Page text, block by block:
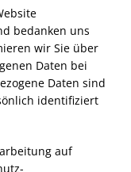
bedanken uns
wir Sie über
Daten bei
Daten sind
identifiziert
auf